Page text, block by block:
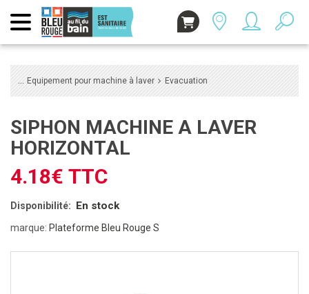
Equipement pour machine à laver Evacuation
SIPHON MACHINE A LAVER
HORIZONTAL
4.18€ TTC
Disponibilité: En stock
marque: Plateforme Bleu Rouge S